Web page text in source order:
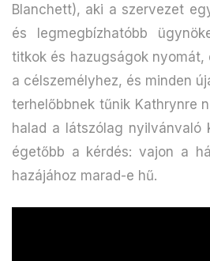
Blanchett), aki a szervezet
és legmegbízhatóbb
titkok és hazugságok nyomát,
a célszemélyhez, és minden
terhelőbbnek tűnik Kathrynre
halad a látszólag nyilvánvaló
égetőbb a kérdés: vajon a
hazájához marad-e hű.